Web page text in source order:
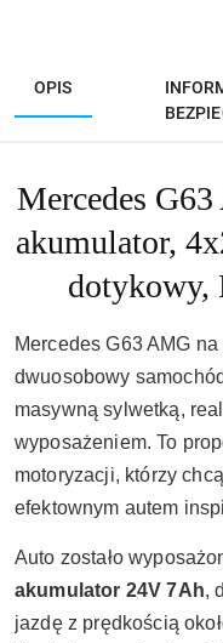
OPIS
Mercedes
akumulator,
dotykowy,
Mercedes G63 AMG
dwuosobowy
masywną sylwetką,
wyposażeniem. To
motoryzacji, którzy
efektownym autem
Auto zostało
akumulator 24V 7Ah,
jazdę z prędkością